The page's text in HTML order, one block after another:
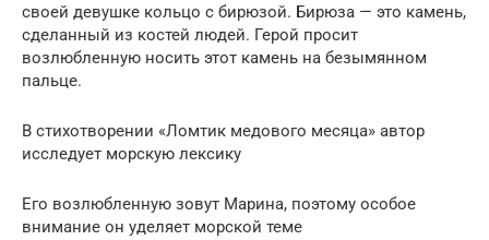
своей девушке кольцо с бирюзой. Бирюза — это камень,
сделанный из костей людей. Герой просит
возлюбленную носить этот камень на безымянном
пальце.
В стихотворении «Ломтик медового месяца» автор
исследует морскую лексику
Его возлюбленную зовут Марина, поэтому особое
внимание он уделяет морской теме